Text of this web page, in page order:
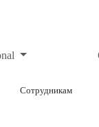
Сотрудникам